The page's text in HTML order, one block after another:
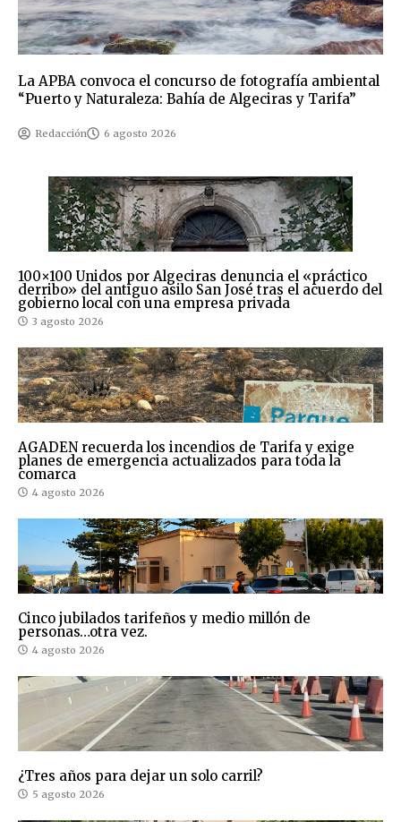
La APBA convoca el concurso de fotografía ambiental
“Puerto y Naturaleza: Bahía de Algeciras y Tarifa”
Redacción 6 agosto 2026
100×100 Unidos por Algeciras denuncia el «práctico
derribo» del antiguo asilo San José tras el acuerdo del
gobierno local con una empresa privada
3 agosto 2026
AGADEN recuerda los incendios de Tarifa y exige
planes de emergencia actualizados para toda la
comarca
4 agosto 2026
Cinco jubilados tarifeños y medio millón de
personas…otra vez.
4 agosto 2026
¿Tres años para dejar un solo carril?
5 agosto 2026